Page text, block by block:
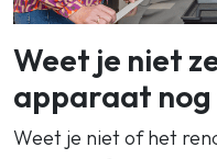
Weet je niet
apparaat
Weet je niet of het